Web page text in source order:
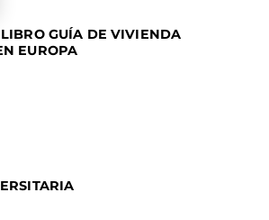
GUÍA DE VIVIENDA
EUROPA